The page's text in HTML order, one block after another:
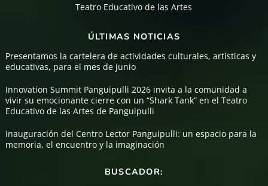
Teatro Educativo de las Artes
ÚLTIMAS NOTICIAS
Presentamos la cartelera de actividades culturales, artísticas y
educativas, para el mes de junio
Innovation Summit Panguipulli 2026 invita a la comunidad a
vivir su emocionante cierre con un “Shark Tank” en el Teatro
Educativo de las Artes de Panguipulli
Inauguración del Centro Lector Panguipulli: un espacio para la
memoria, el encuentro y la imaginación
BUSCADOR: